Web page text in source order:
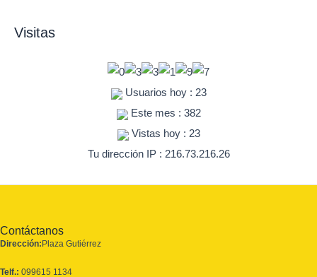
Visitas
Usuarios hoy : 23
Este mes : 382
Vistas hoy : 23
Tu dirección IP : 216.73.216.26
Contáctanos
Dirección: Plaza Gutiérrez
Telf.: 099615 1134